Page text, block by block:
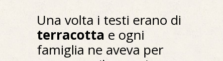
Una volta i testi erano di
terracotta e ogni
famiglia ne aveva per